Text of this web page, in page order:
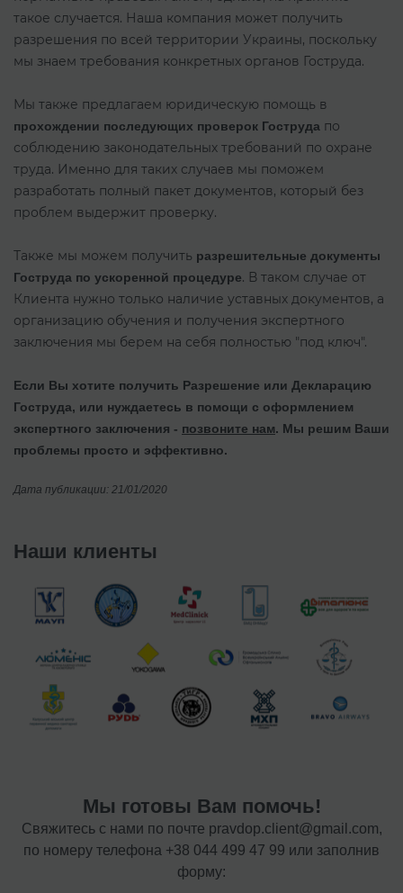
такое случается. Наша компания может получить
разрешения по всей территории Украины, поскольку
мы знаем требования конкретных органов Гоструда.
Мы также предлагаем юридическую помощь в
прохождении последующих проверок Гоструда по
соблюдению законодательных требований по охране
труда. Именно для таких случаев мы поможем
разработать полный пакет документов, который без
проблем выдержит проверку.
Также мы можем получить разрешительные документы
Гоструда по ускоренной процедуре. В таком случае от
Клиента нужно только наличие уставных документов, а
организацию обучения и получения экспертного
заключения мы берем на себя полностью "под ключ".
Если Вы хотите получить Разрешение или Декларацию
Гоструда, или нуждаетесь в помощи с оформлением
экспертного заключения - позвоните нам. Мы решим Ваши
проблемы просто и эффективно.
Дата публикации: 21/01/2020
Наши клиенты
Мы готовы Вам помочь!
Свяжитесь с нами по почте pravdop.client@gmail.com,
по номеру телефона +38 044 499 47 99 или заполнив
форму: